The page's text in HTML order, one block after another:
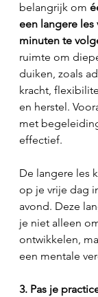
belangrijk om
een langere les
minuten te
ruimte om
duiken, zoals
kracht,
en herstel.
met
effectief.
De langere les
op je vrije dag
avond. Deze
je niet alleen
ontwikkelen,
een mentale
3. Pas je